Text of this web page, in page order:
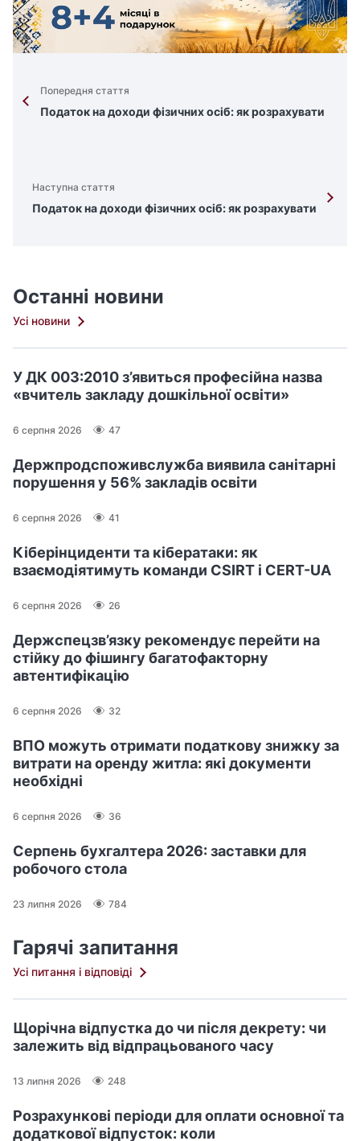
Попередня стаття
Податок на доходи фізичних осіб: як розрахувати
Наступна стаття
Податок на доходи фізичних осіб: як розрахувати
Останні новини
Усі новини
У ДК 003:2010 з’явиться професійна назва
«вчитель закладу дошкільної освіти»
6 серпня 2026 47
Держпродспоживслужба виявила санітарні
порушення у 56% закладів освіти
6 серпня 2026 41
Кіберінциденти та кібератаки: як
взаємодіятимуть команди CSIRT і CERT-UA
6 серпня 2026 26
Держспецзв’язку рекомендує перейти на
стійку до фішингу багатофакторну
автентифікацію
6 серпня 2026 32
ВПО можуть отримати податкову знижку за
витрати на оренду житла: які документи
необхідні
6 серпня 2026 36
Серпень бухгалтера 2026: заставки для
робочого стола
23 липня 2026 784
Гарячі запитання
Усі питання і відповіді
Щорічна відпустка до чи після декрету: чи
залежить від відпрацьованого часу
13 липня 2026 248
Розрахункові періоди для оплати основної та
додаткової відпусток: коли